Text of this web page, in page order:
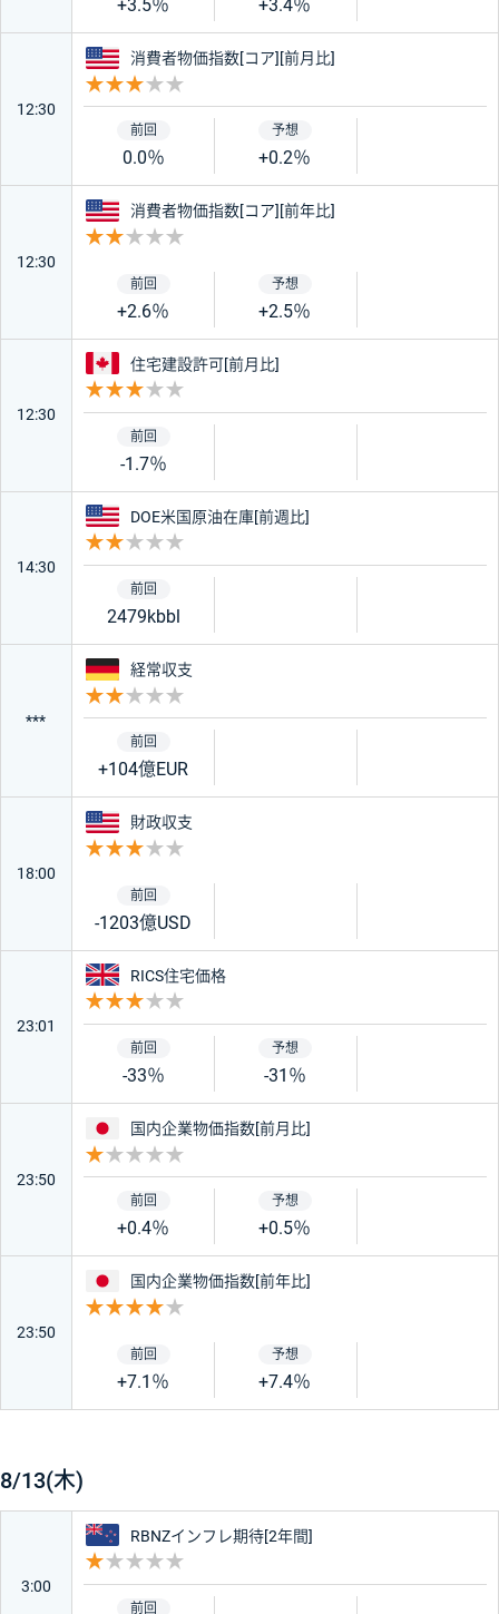
+3.5％ +3.4％
12:30
アメリカ
消費者物価指数[コア][前月比]
0.0％ +0.2％
12:30
アメリカ
消費者物価指数[コア][前年比]
+2.6％ +2.5％
12:30
カナダ
住宅建設許可[前月比]
-1.7％
14:30
アメリカ
DOE米国原油在庫[前週比]
2479kbbl
***
ドイツ
経常収支
+104億EUR
18:00
アメリカ
財政収支
-1203億USD
23:01
イギリス
RICS住宅価格
-33％ -31％
23:50
日本
国内企業物価指数[前月比]
+0.4％ +0.5％
23:50
日本
国内企業物価指数[前年比]
+7.1％ +7.4％
8/13(木)
3:00
ニュージーランド
RBNZインフレ期待[2年間]